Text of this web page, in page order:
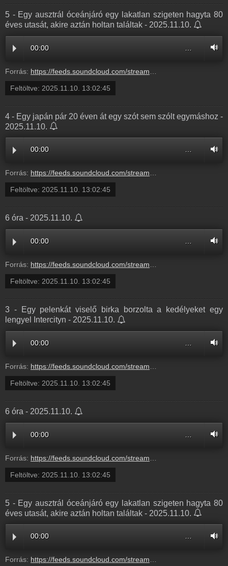
5 - Egy ausztrál óceánjáró egy lakatlan szigeten hagyta 80
éves utasát, akire aztán holtan találtak - 2025.11.10.
00:00
Forrás: https://feeds.soundcloud.com/stream/2209963214-radio1hungary-5-egy-ausztral-oceanjaro-egy-lakatlan-szigeten-hagyta-80-eves-utasat-akire-aztan-holtan-talaltak-5.mp3
Feltöltve: 2025.11.10. 13:02:45
4 - Egy japán pár 20 éven át egy szót sem szólt egymáshoz -
2025.11.10.
00:00 …
Forrás: https://feeds.soundcloud.com/stream/2209963211-radio1hungary-4-egy-japan-par-20-even-at-egy-szot-sem-szolt-egymashoz-4.mp3
Feltöltve: 2025.11.10. 13:02:45
6 óra - 2025.11.10.
00:00
Forrás: https://feeds.soundcloud.com/stream/2209963208-radio1hungary-d45fd3a7-4e14-46b7-970c-e12a9303c48d.mp3
Feltöltve: 2025.11.10. 13:02:45
3 - Egy pelenkát viselő birka borzolta a kedélyeket egy
lengyel Intercityn - 2025.11.10.
00:00
Forrás: https://feeds.soundcloud.com/stream/2209963205-radio1hungary-3-egy-pelenkat-viselo-birka-borzolta-a-kedelyeket-egy-lengyel-intercityn-3.mp3
Feltöltve: 2025.11.10. 13:02:45
6 óra - 2025.11.10.
00:00
Forrás: https://feeds.soundcloud.com/stream/2209963208-radio1hungary-d45fd3a7-4e14-46b7-970c-e12a9303c48d.mp3
Feltöltve: 2025.11.10. 13:02:45
5 - Egy ausztrál óceánjáró egy lakatlan szigeten hagyta 80
éves utasát, akire aztán holtan találtak - 2025.11.10.
00:00 …
Forrás: https://feeds.soundcloud.com/stream/2209963214-radio1hungary-5-egy-ausztral-oceanjaro-egy-lakatlan-szigeten-hagyta-80-eves-utasat-akire-aztan-holtan-talaltak-5.mp3